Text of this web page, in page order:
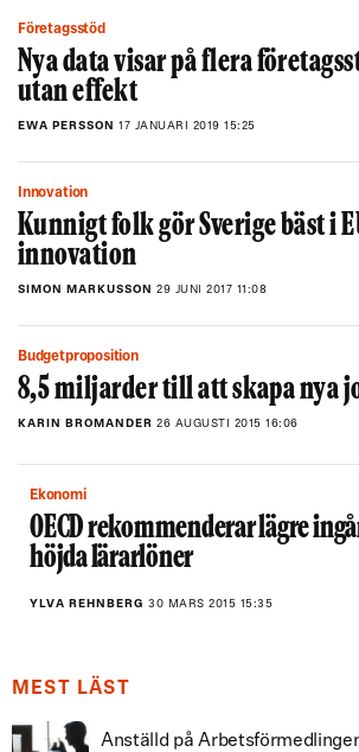
Företagsstöd
Nya data visar på flera
utan effekt
EWA PERSSON 17 JANUARI 2019 15:25
Innovation
Kunnigt folk gör Sverige bäst i
innovation
SIMON MARKUSSON 29 JUNI 2017 11:08
Budgetproposition
8,5 miljarder till att skapa nya
KARIN BROMANDER 26 AUGUSTI 2015 16:06
Ekonomi
OECD rekommenderar lägre
höjda lärarlöner
YLVA REHNBERG 30 MARS 2015 15:35
MEST LÄST
Anställd på